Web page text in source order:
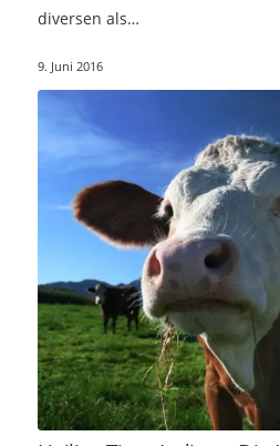
diversen als…
9. Juni 2016